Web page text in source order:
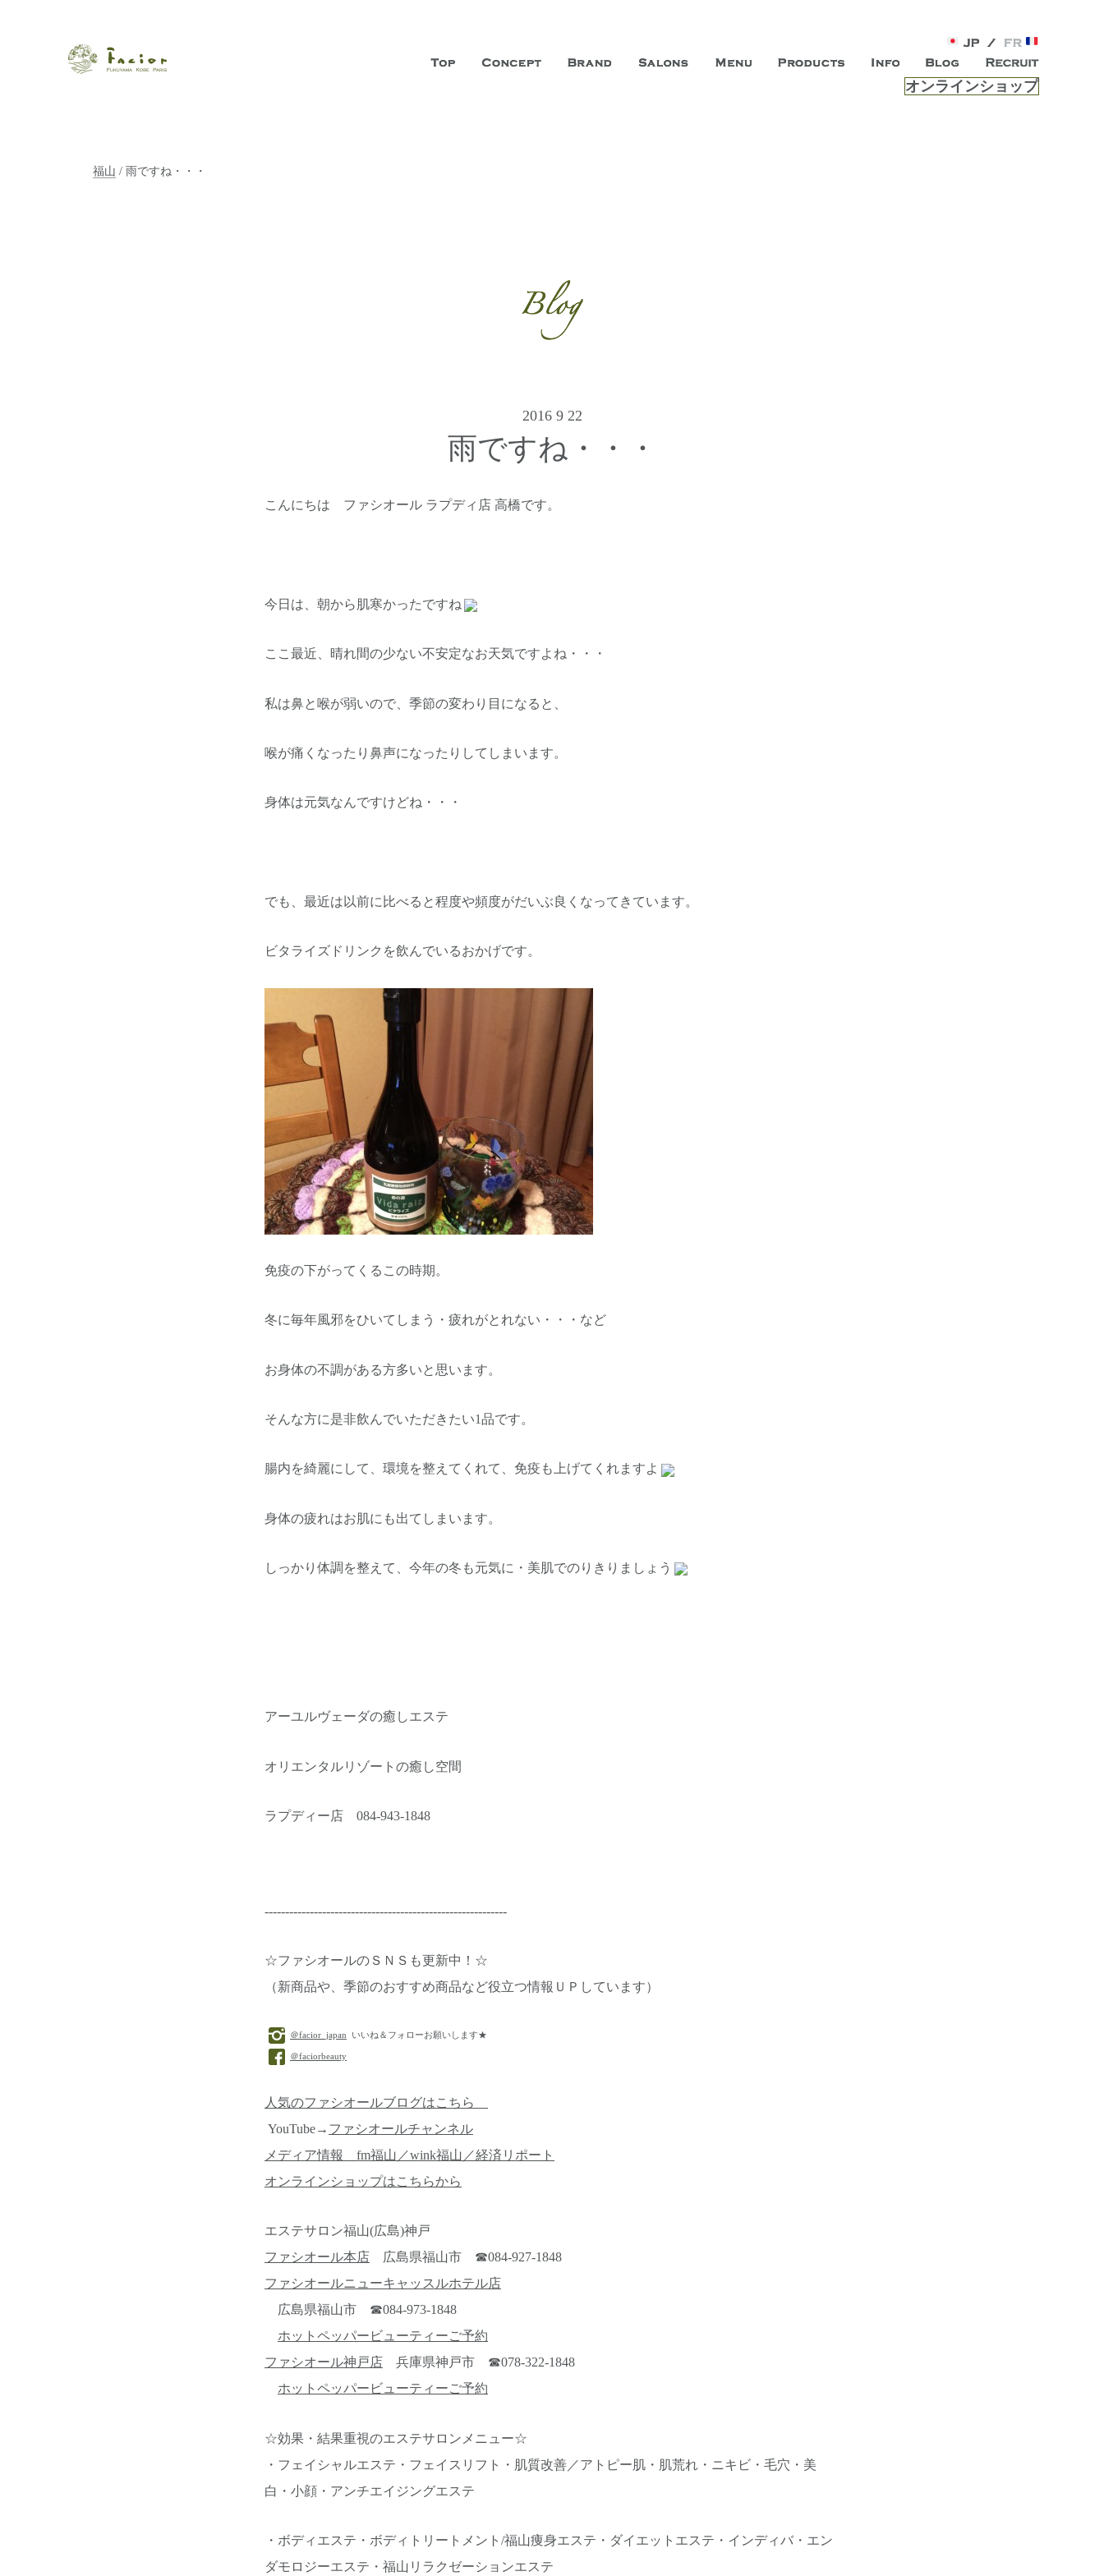
【福山・神戸・Paris】オーガニックエステサロン ファシオールは、 内面から輝く美をトー
瀬戸内から世界に展開するエステサロン「ファシオール」。福山市に3店舗、神戸三宮に「神戸店」 パリサンジェルマン通りに「パリ店」がオープン。お客様のもつ「自らしい美しさ」を追求し、未来の
ポジティブライフを応援します。オーガニックコスメ・商品にこだわり、内面から美しくなることを追求する「本物」の商品・技術・サービスを提供する総合エステサロンです。
オンラインショップ
福山 / 雨ですね・・・
2016 9 22
雨ですね・・・
こんにちは ファシオール ラプディ店 高橋です。
今日は、朝から肌寒かったですね
ここ最近、晴れ間の少ない不安定なお天気ですよね・・・
私は鼻と喉が弱いので、季節の変わり目になると、
喉が痛くなったり鼻声になったりしてしまいます。
身体は元気なんですけどね・・・
でも、最近は以前に比べると程度や頻度がだいぶ良くなってきています。
ビタライズドリンクを飲んでいるおかげです。
免疫の下がってくるこの時期。
冬に毎年風邪をひいてしまう・疲れがとれない・・・など
お身体の不調がある方多いと思います。
そんな方に是非飲んでいただきたい1品です。
腸内を綺麗にして、環境を整えてくれて、免疫も上げてくれますよ
身体の疲れはお肌にも出てしまいます。
しっかり体調を整えて、今年の冬も元気に・美肌でのりきりましょう
アーユルヴェーダの癒しエステ
オリエンタルリゾートの癒し空間
ラプディー店 084-943-1848
-----------------------------------------------------------
☆ファシオールのＳＮＳも更新中！☆
（新商品や、季節のおすすめ商品など役立つ情報ＵＰしています）
＠facior_japan いいね＆フォローお願いします★
＠faciorbeauty
人気のファシオールブログはこちら
YouTube→ ファシオールチャンネル
メディア情報 fm福山／wink福山／経済リポート
オンラインショップはこちらから
エステサロン福山(広島)神戸
ファシオール本店 広島県福山市 ☎084-927-1848
ファシオールニューキャッスルホテル店
広島県福山市 ☎084-973-1848
ホットペッパービューティーご予約
ファシオール神戸店 兵庫県神戸市 ☎078-322-1848
ホットペッパービューティーご予約
☆効果・結果重視のエステサロンメニュー☆
・フェイシャルエステ・フェイスリフト・肌質改善／アトピー肌・肌荒れ・ニキビ・毛穴・美
白・小顔・アンチエイジングエステ
・ボディエステ・ボディトリートメント/福山痩身エステ・ダイエットエステ・インディバ・エン
ダモロジーエステ・福山リラクゼーションエステ